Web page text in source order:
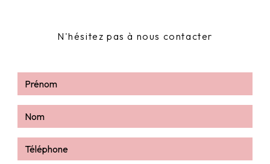
N'hésitez pas à nous contacter